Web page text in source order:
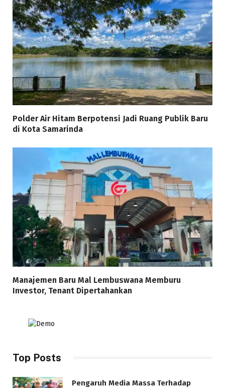
Polder Air Hitam Berpotensi Jadi Ruang Publik Baru
di Kota Samarinda
Manajemen Baru Mal Lembuswana Memburu
Investor, Tenant Dipertahankan
Top Posts
Pengaruh Media Massa Terhadap